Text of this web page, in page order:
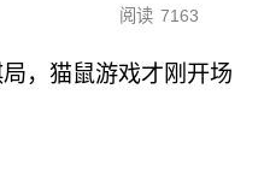
阅读 7163
，猫鼠游戏才刚开场